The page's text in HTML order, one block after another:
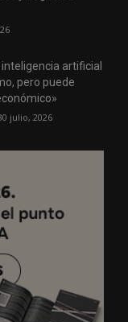
artificial
pero puede
julio, 2026